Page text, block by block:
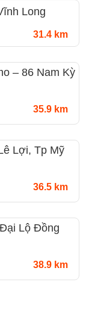
Long
31.4 km
– 86 Nam Kỳ
35.9 km
Lợi, Tp Mỹ
36.5 km
Lộ Đồng
38.9 km